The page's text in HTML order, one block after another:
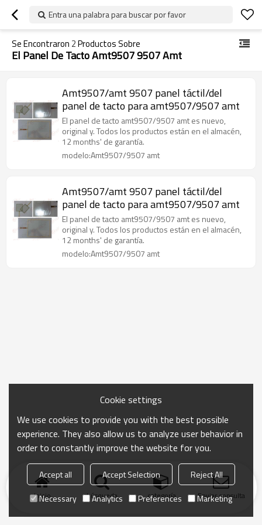
Entra una palabra para buscar por favor
Se Encontraron 2Productos Sobre
El Panel De Tacto Amt9507 9507 Amt
Amt9507/amt 9507 panel táctil/del
panel de tacto para amt9507/9507 amt
El panel de tacto amt9507/9507 amt es nuevo,
original y. Todos los productos están en el almacén,
12 months' de garantía.
modelo:Amt9507/9507 amt
Amt9507/amt 9507 panel táctil/del
panel de tacto para amt9507/9507 amt
El panel de tacto amt9507/9507 amt es nuevo,
original y. Todos los productos están en el almacén,
12 months' de garantía.
modelo:Amt9507/9507 amt
Inicio búsqueda categoría Enviar consulta
Cookie settings
We use cookies to provide you with the best possible
experience. They also allow us to analyze user behavior in
order to constantly improve the website for you.
Accept all Accept Selection
Reject All
Necessary
Analytics Preferences Marketing